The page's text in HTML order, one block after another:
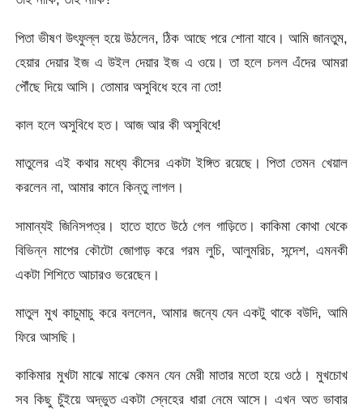
পিতা ভীষণ উৎফুল্ল হয়ে উঠলেন, ঠিক আছে পরে শোনা যাবে। আমি জানতুম,
হেয়ার দেয়ার ইজ এ উইল দেয়ার ইজ এ ওয়ে। তা হলে চলল এঁদের আমরা
পৌঁছে দিয়ে আসি। তোমার অসুবিধে হবে না তো!
কাল হলে অসুবিধে হত। আজ আর কী অসুবিধে!
মাতুলের এই কথার মধ্যে কীসের একটা ইঙ্গিত রয়েছে। পিতা তেমন খেয়াল
করলেন না, আমার কানে কিন্তু লাগল।
সামান্যই জিনিসপত্র। হাতে হাতে উঠে গেল গাড়িতে। কাকিমা কোথা থেকে
বিভিন্ন মাপের কৌটো জোগাড় করে গরম লুচি, আলুমরিচ, সন্দেশ, এমনকী
একটা শিশিতে আচারও ভরেছেন।
মাতুল মুখ কাচুমাচু করে বললেন, আমার জন্যে যেন একটু থাকে বউদি, আমি
ফিরে আসছি।
কাকিমার মুখটা মাঝে মাঝে কেমন যেন মেরী মাতার মতো হয়ে ওঠে। মুখচোখ
সব কিছু চুঁইয়ে অদ্ভুত একটা স্নেহের ধারা নেমে আসে। এখন অত ভাবার